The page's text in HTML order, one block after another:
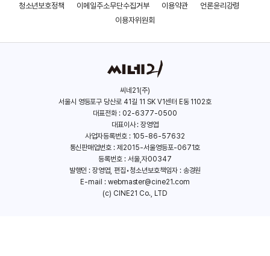
청소년보호정책
이메일주소무단수집거부 이용약관
언론윤리강령
이용자위원회
씨네21(주)
서울시 영등포구 당산로 41길 11 SK V1센터 E동 1102호
대표전화 : 02-6377-0500
대표이사 : 장영엽
사업자등록번호 : 105-86-57632
통신판매업번호 : 제2015-서울영등포-0671호
등록번호 : 서울,자00347
발행인 : 장영엽, 편집•청소년보호책임자 : 송경원
E-mail : webmaster@cine21.com
(c) CINE21 Co., LTD